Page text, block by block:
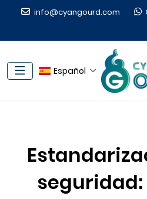
info@cyangourd.com
Español
seguridad: